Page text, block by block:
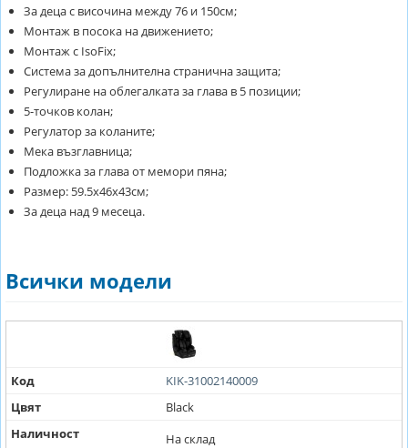
За деца с височина между 76 и 150см;
Монтаж в посока на движението;
Монтаж с IsoFix;
Система за допълнителна странична защита;
Регулиране на облегалката за глава в 5 позиции;
5-точков колан;
Регулатор за коланите;
Мека възглавница;
Подложка за глава от мемори пяна;
Размер: 59.5х46х43см;
За деца над 9 месеца.
Всички модели
Код
KIK-31002140009
Цвят
Black
Наличност
На склад